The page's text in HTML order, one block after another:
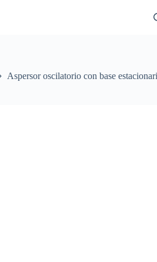
Aspersor oscilatorio con base